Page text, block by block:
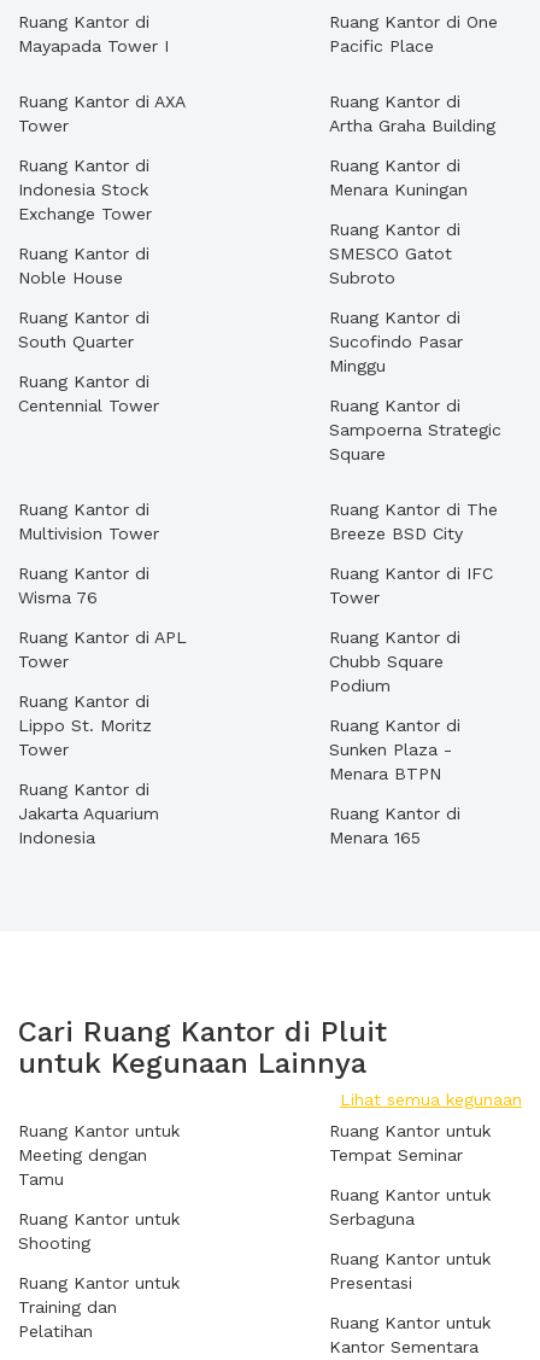
Ruang Kantor di
Mayapada Tower I
Ruang Kantor di One
Pacific Place
Ruang Kantor di AXA
Tower
Ruang Kantor di
Indonesia Stock
Exchange Tower
Ruang Kantor di
Noble House
Ruang Kantor di
South Quarter
Ruang Kantor di
Centennial Tower
Ruang Kantor di
Artha Graha Building
Ruang Kantor di
Menara Kuningan
Ruang Kantor di
SMESCO Gatot
Subroto
Ruang Kantor di
Sucofindo Pasar
Minggu
Ruang Kantor di
Sampoerna Strategic
Square
Ruang Kantor di
Multivision Tower
Ruang Kantor di
Wisma 76
Ruang Kantor di APL
Tower
Ruang Kantor di
Lippo St. Moritz
Tower
Ruang Kantor di
Jakarta Aquarium
Indonesia
Ruang Kantor di The
Breeze BSD City
Ruang Kantor di IFC
Tower
Ruang Kantor di
Chubb Square
Podium
Ruang Kantor di
Sunken Plaza -
Menara BTPN
Ruang Kantor di
Menara 165
Cari Ruang Kantor di Pluit
untuk Kegunaan Lainnya
Lihat semua kegunaan
Ruang Kantor untuk
Meeting dengan
Tamu
Ruang Kantor untuk
Shooting
Ruang Kantor untuk
Training dan
Pelatihan
Ruang Kantor untuk
Tempat Seminar
Ruang Kantor untuk
Serbaguna
Ruang Kantor untuk
Presentasi
Ruang Kantor untuk
Kantor Sementara